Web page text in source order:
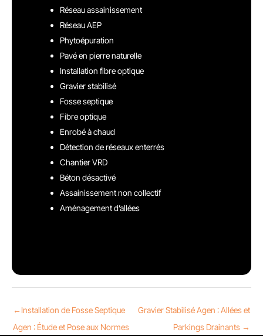
Réseau assainissement
Réseau AEP
Phytoépuration
Pavé en pierre naturelle
Installation fibre optique
Gravier stabilisé
Fosse septique
Fibre optique
Enrobé à chaud
Détection de réseaux enterrés
Chantier VRD
Béton désactivé
Assainissement non collectif
Aménagement d’allées
←Installation de Fosse Septique
Agen : Étude et Pose aux Normes
Gravier Stabilisé Agen : Allées et
Parkings Drainants →